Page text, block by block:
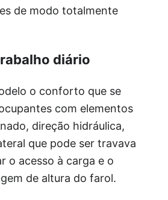
de modo totalmente
diário
o conforto que se
com elementos
direção hidráulica,
que pode ser travava
o acesso à carga e o
de altura do farol.